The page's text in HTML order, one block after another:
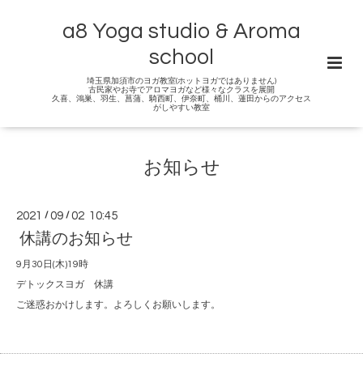
a8 Yoga studio & Aroma
school
埼玉県加須市のヨガ教室(ホットヨガではありません)
古民家やお寺でアロマヨガなど様々なクラスを展開
久喜、鴻巣、羽生、菖蒲、騎西町、伊奈町、桶川、蓮田からのアクセス
がしやすい教室
お知らせ
2021 /09 /02 10:45
休講のお知らせ
9月30日(木)19時
デトックスヨガ 休講
ご迷惑おかけします。よろしくお願いします。